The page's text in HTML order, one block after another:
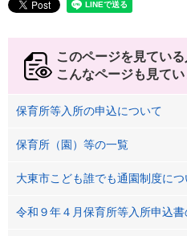
このページを見ている
こんなページも見て
保育所等入所の申込について
保育所（園）等の一覧
大東市こども誰でも通園制度につ
令和９年４月保育所等入所申込